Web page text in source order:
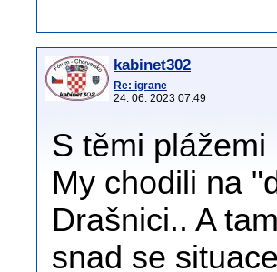
kabinet302
Re: igrane
24. 06. 2023 07:49
S těmi
My chodili na
Drašnici.. A
snad se